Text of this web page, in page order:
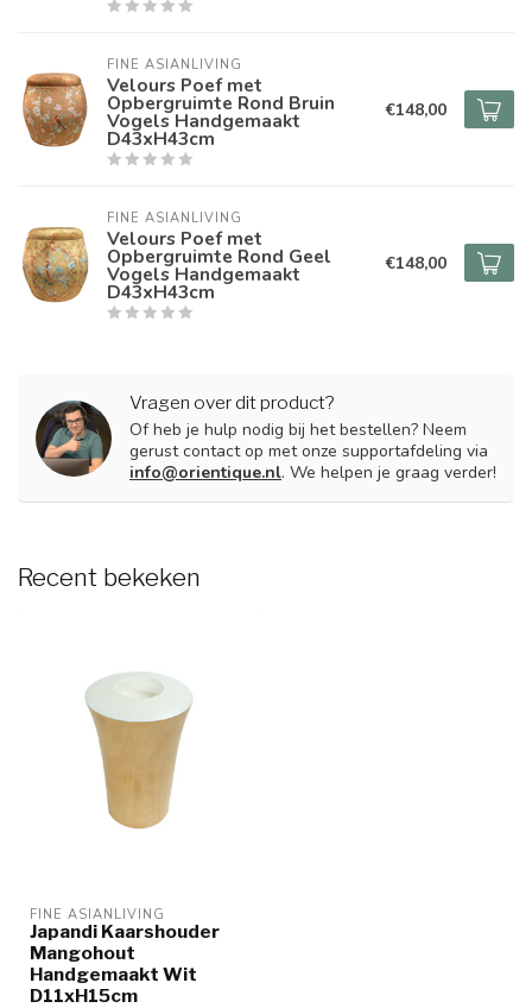
FINE ASIANLIVING
Velours Poef met
Opbergruimte Rond Bruin
Vogels Handgemaakt
D43xH43cm
€148,00
FINE ASIANLIVING
Velours Poef met
Opbergruimte Rond Geel
Vogels Handgemaakt
D43xH43cm
€148,00
Vragen over dit product?
Of heb je hulp nodig bij het bestellen? Neem
gerust contact op met onze supportafdeling via
info@orientique.nl. We helpen je graag verder!
Recent bekeken
FINE ASIANLIVING
Japandi Kaarshouder
Mangohout
Handgemaakt Wit
D11xH15cm